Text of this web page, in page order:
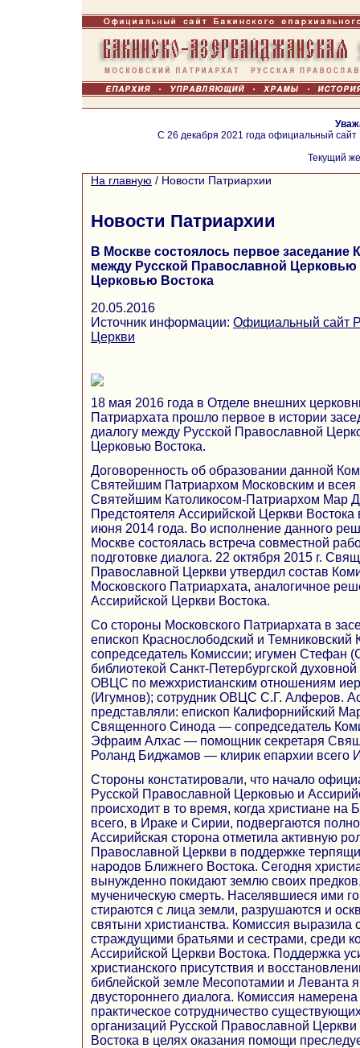
С 26 декабря 2021 года официальный
Текущий
На главную / Новости Патриархии
Новости Патриархии
В Москве состоялось первое заседание
между Русской Православной Церковью
Церковью Востока
20.05.2016
Источник информации: Официальный сайт
Церкви
18 мая 2016 года в Отделе внешних
Патриархата прошло первое в истории
диалогу между Русской Православной
Церковью Востока.
Договоренность об образовании данной
Святейшим Патриархом Московским и всея
Святейшим Католикосом-Патриархом Мар
Предстоятеля Ассирийской Церкви
июня 2014 года. Во исполнение данного
Москве состоялась встреча совместной
подготовке диалога. 22 октября 2015 г.
Православной Церкви утвердил состав
Московского Патриархата, аналогичное
Ассирийской Церкви Востока.
Со стороны Московского Патриархата в
епископ Краснослободский и
сопредседатель Комиссии; игумен Стефан
библиотекой Санкт-Петербургской
ОВЦС по межхристианским отношениям
(Игумнов); сотрудник ОВЦС С.Г. Алферов.
представляли: епископ Калифорнийский
Священного Синода — сопредседатель
Эфраим Алхас — помощник секретаря
Роланд Биджамов — клирик епархии всего
Стороны констатировали, что начало
Русской Православной Церковью и
происходит в то время, когда христиане
всего, в Ираке и Сирии, подвергаются
Ассирийская сторона отметила активную
Православной Церкви в поддержке
народов Ближнего Востока. Сегодня
вынужденно покидают землю своих
мученическую смерть. Населявшиеся ими
стираются с лица земли, разрушаются и
святыни христианства. Комиссия выразила
страждущими братьями и сестрами, среди
Ассирийской Церкви Востока. Поддержка
христианского присутствия и
библейской земле Месопотамии и Леванта
двустороннего диалога. Комиссия
практическое сотрудничество
организаций Русской Православной
Востока в целях оказания помощи